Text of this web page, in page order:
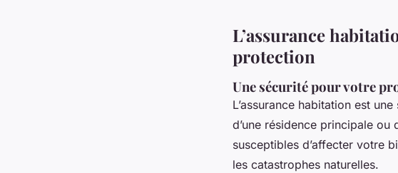
L’assurance
protection
Une sécurité pour votre
L’assurance habitation est
d’une résidence principale ou
susceptibles d’affecter votre
les catastrophes naturelles.